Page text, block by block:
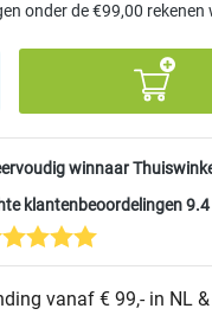
onder de €99,00 rekenen
winnaar
klantenbeoordelingen
vanaf € 99,- in NL &